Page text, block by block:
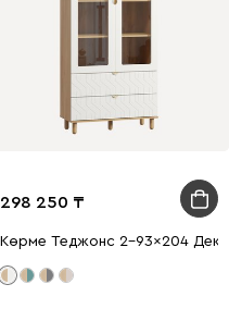
298 250
Көрме Теджонс 2-93x204